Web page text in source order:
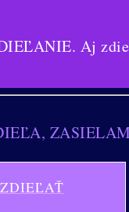
Aj
ZDIEĽAŤ